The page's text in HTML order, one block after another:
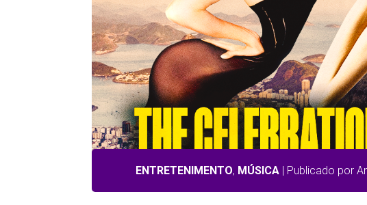
ENTRETENIMENTO, MÚSICA | Publicado por